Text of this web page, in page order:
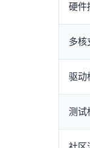
硬件
多核
驱动
测试